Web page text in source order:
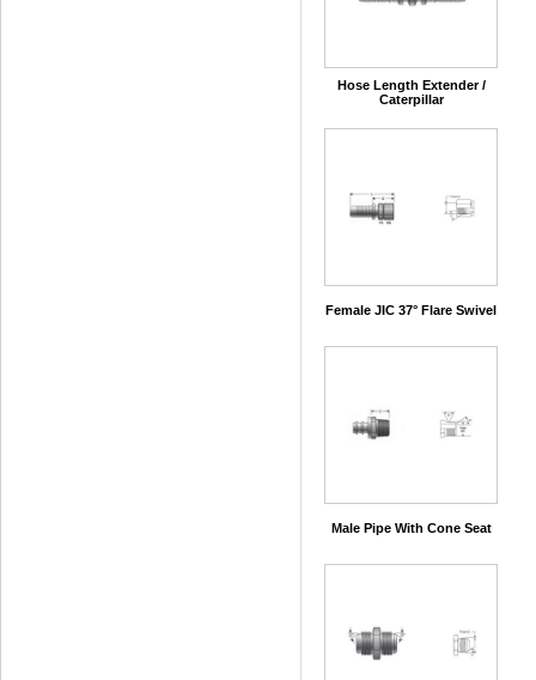
Hose Length Extender /
Caterpillar
Female JIC 37° Flare Swivel
Male Pipe With Cone Seat